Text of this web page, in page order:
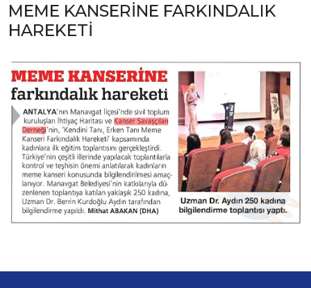
MEME KANSERİNE FARKINDALIK
HAREKETİ